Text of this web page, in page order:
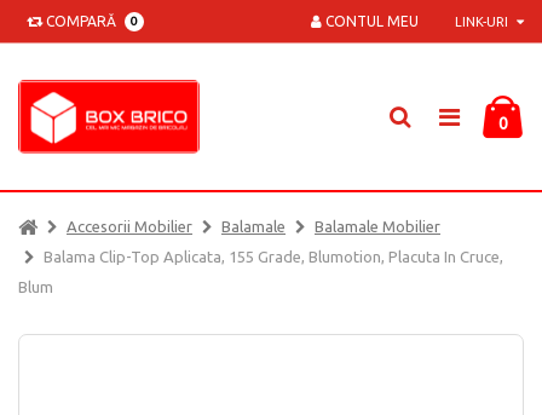
COMPARĂ 0 LINK-URI
CONTUL MEU
0
Accesorii Mobilier Balamale
Balamale Mobilier
Balama Clip-Top Aplicata, 155 Grade, Blumotion, Placuta In Cruce,
Blum